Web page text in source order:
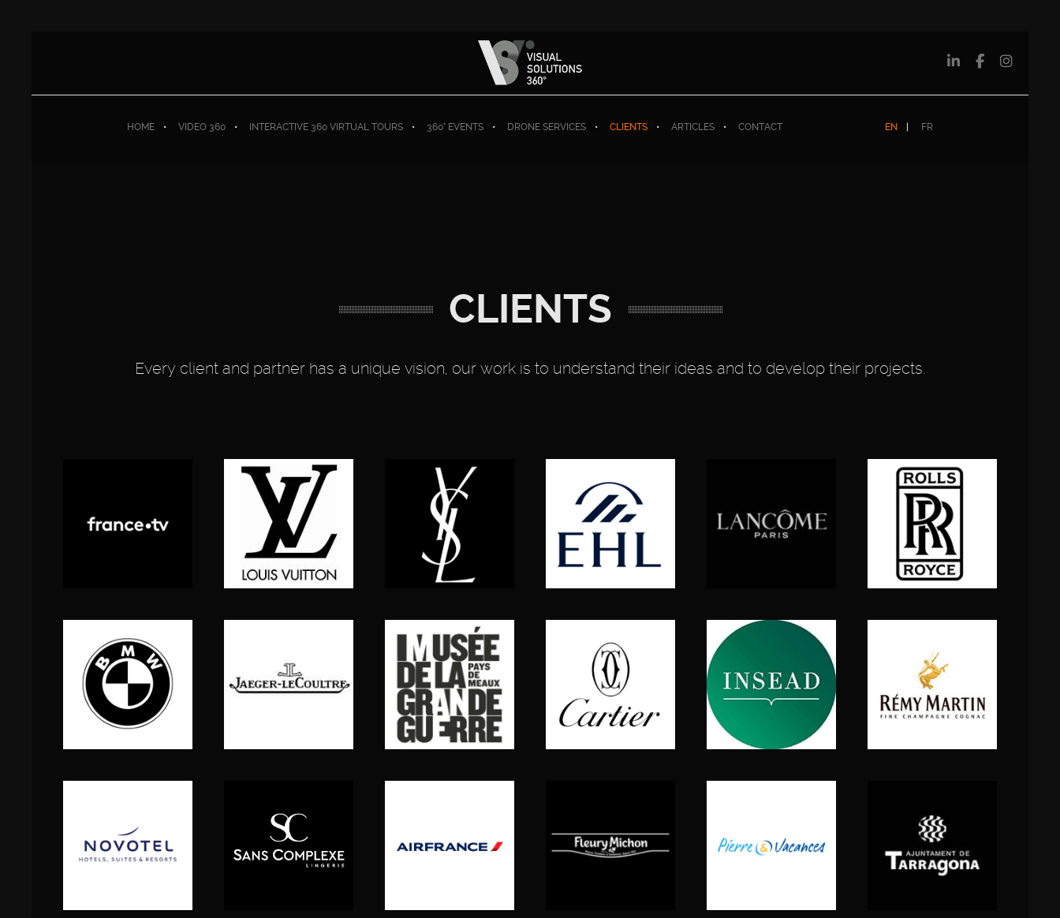
HOME VIDEO 360 INTERACTIVE 360 VIRTUAL TOURS 360° EVENTS DRONE SERVICES CLIENTS ARTICLES CONTACT EN FR
CLIENTS
Every client and partner has a unique vision, our work is to understand their ideas and to develop their projects.